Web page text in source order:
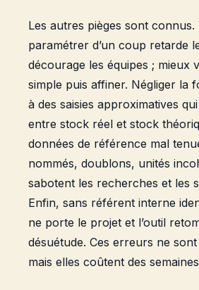
Les autres pièges sont
paramétrer d’un coup retarde
décourage les équipes ; mieux
simple puis affiner. Négliger la
à des saisies approximatives
entre stock réel et stock
données de référence mal
nommés, doublons, unités
sabotent les recherches et les
Enfin, sans référent interne
ne porte le projet et l’outil
désuétude. Ces erreurs ne
mais elles coûtent des